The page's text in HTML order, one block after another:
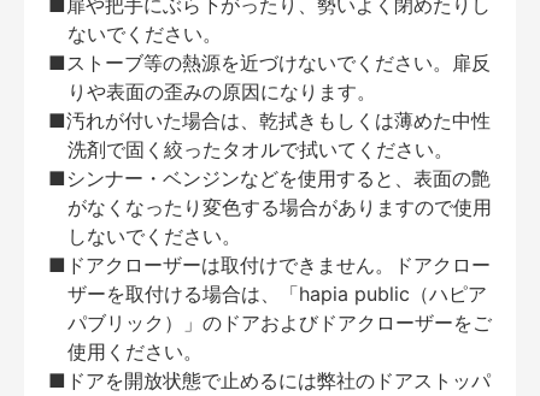
■扉や把手にぶら下がったり、勢いよく閉めたりし
ないでください。
■ストーブ等の熱源を近づけないでください。扉反
りや表面の歪みの原因になります。
■汚れが付いた場合は、乾拭きもしくは薄めた中性
洗剤で固く絞ったタオルで拭いてください。
■シンナー・ベンジンなどを使用すると、表面の艶
がなくなったり変色する場合がありますので使用
しないでください。
■ドアクローザーは取付けできません。ドアクロー
ザーを取付ける場合は、「hapia public（ハピア
パブリック）」のドアおよびドアクローザーをご
使用ください。
■ドアを開放状態で止めるには弊社のドアストッパ